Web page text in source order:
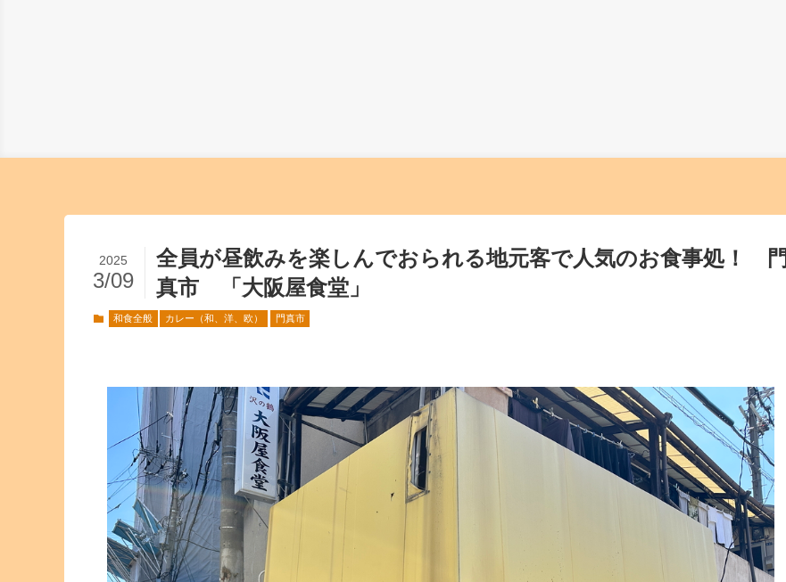
全員が昼飲みを楽しんでおられる地元客で人気のお食事処！ 門
真市 「大阪屋食堂」
2025
3/09
和食全般 カレー（和、洋、欧） 門真市